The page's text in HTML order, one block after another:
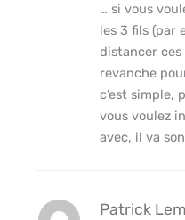
… si vous
les 3 fils (par
distancer ces
revanche
c’est simple,
vous voulez
avec, il va
Patrick